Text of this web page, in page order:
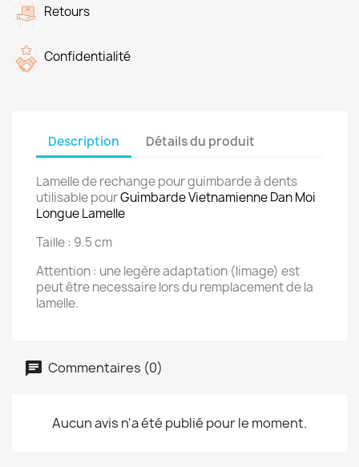
Retours
Confidentialité
Description Détails du produit
Lamelle de rechange pour guimbarde à dents
utilisable pourGuimbarde Vietnamienne Dan Moi
Longue Lamelle
Taille : 9.5 cm
Attention : une legère adaptation (limage) est
peut être necessaire lors du remplacement de la
lamelle.
Commentaires (0)
Aucun avis n'a été publié pour le moment.